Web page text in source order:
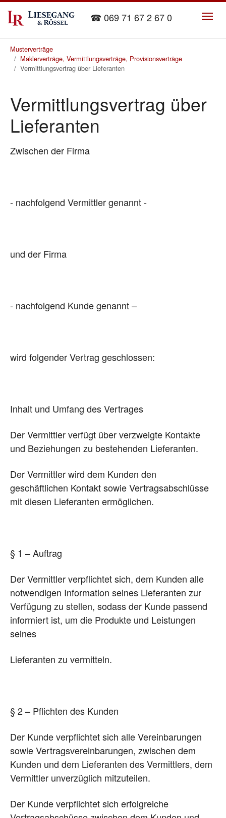
Skip to main content
☎ 069 71 67 2 67 0
You are here:
Musterverträge
Maklerverträge, Vermittlungsverträge, Provisionsverträge
Vermittlungsvertrag über Lieferanten
Vermittlungsvertrag über
Lieferanten
Zwischen der Firma
- nachfolgend Vermittler genannt -
und der Firma
- nachfolgend Kunde genannt –
wird folgender Vertrag geschlossen:
Inhalt und Umfang des Vertrages
Der Vermittler verfügt über verzweigte Kontakte
und Beziehungen zu bestehenden Lieferanten.
Der Vermittler wird dem Kunden den
geschäftlichen Kontakt sowie Vertragsabschlüsse
mit diesen Lieferanten ermöglichen.
§ 1 – Auftrag
Der Vermittler verpflichtet sich, dem Kunden alle
notwendigen Information seines Lieferanten zur
Verfügung zu stellen, sodass der Kunde passend
informiert ist, um die Produkte und Leistungen
seines
Lieferanten zu vermitteln.
§ 2 – Pflichten des Kunden
Der Kunde verpflichtet sich alle Vereinbarungen
sowie Vertragsvereinbarungen, zwischen dem
Kunden und dem Lieferanten des Vermittlers, dem
Vermittler unverzüglich mitzuteilen.
Der Kunde verpflichtet sich erfolgreiche